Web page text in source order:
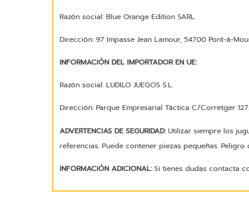
Razón social: Blue Orange Edition SARL.
Dirección: 97 Impasse Jean Lamour, 54700 Pont-à-
INFORMACIÓN DEL IMPORTADOR EN UE:
Razón social: LUDILO JUEGOS S.L.
Dirección: Parque Empresarial Táctica C/Corretger
ADVERTENCIAS DE SEGURIDAD:Utilizar siempre los
referencias. Puede contener piezas pequeñas. Peligro
INFORMACIÓN ADICIONAL:Si tienes dudas contacta